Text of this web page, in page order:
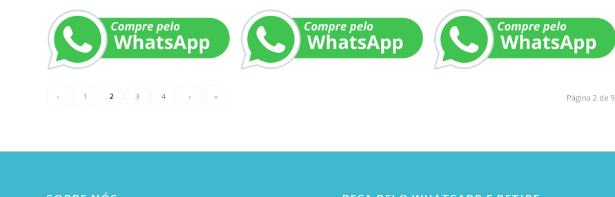
Página 2 de 9
‹ 1 2 3 4 › »